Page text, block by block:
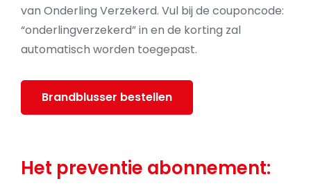
van Onderling Verzekerd. Vul bij de couponcode:
“onderlingverzekerd” in en de korting zal
automatisch worden toegepast.
Brandblusser bestellen
Het preventie abonnement: